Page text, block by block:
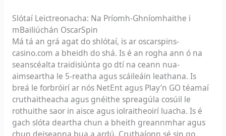
Slótaí Leictreonacha: Na Príomh-Ghníomhaithe i
mBailiúchán OscarSpin
Má tá an grá agat do shlótaí, is ar oscarspins-
casino.com a bheidh do shá. Is é an rogha ann ó na
seanscéalta traidisiúnta go dtí na ceann nua-
aimseartha le 5-reatha agus scáileáin leathana. Is
breá le forbróirí ar nós NetEnt agus Play’n GO téamaí
cruthaitheacha agus gnéithe spreagúla cosúil le
rothuithe saor in aisce agus iolraitheoirí luacha. Is é
gach slóta deartha chun a bheith greannmhar agus